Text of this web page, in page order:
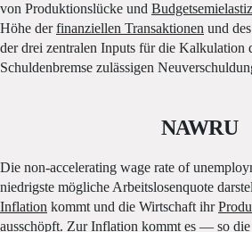
von Produktionslücke und
Höhe derfinanziellen Transaktionen und des
der drei zentralen Inputs für die Kalkulation
Schuldenbremse zulässigen
NAWRU
Die non-accelerating wage rate of
niedrigste mögliche Arbeitslosenquote
Inflation kommt und die Wirtschaft ihr
ausschöpft. Zur Inflation kommt es — so